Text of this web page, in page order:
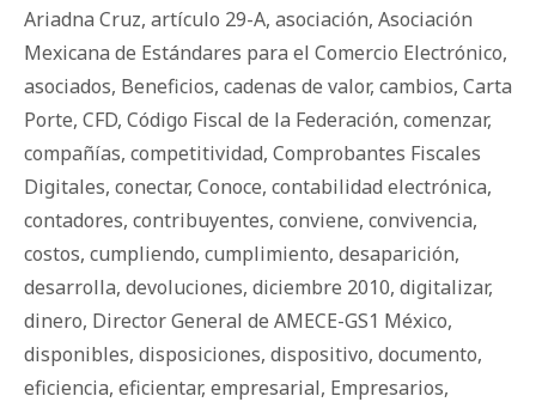
Ariadna Cruz, artículo 29-A, asociación, Asociación
Mexicana de Estándares para el Comercio Electrónico,
asociados, Beneficios, cadenas de valor, cambios, Carta
Porte, CFD, Código Fiscal de la Federación, comenzar,
compañías, competitividad, Comprobantes Fiscales
Digitales, conectar, Conoce, contabilidad electrónica,
contadores, contribuyentes, conviene, convivencia,
costos, cumpliendo, cumplimiento, desaparición,
desarrolla, devoluciones, diciembre 2010, digitalizar,
dinero, Director General de AMECE-GS1 México,
disponibles, disposiciones, dispositivo, documento,
eficiencia, eficientar, empresarial, Empresarios,